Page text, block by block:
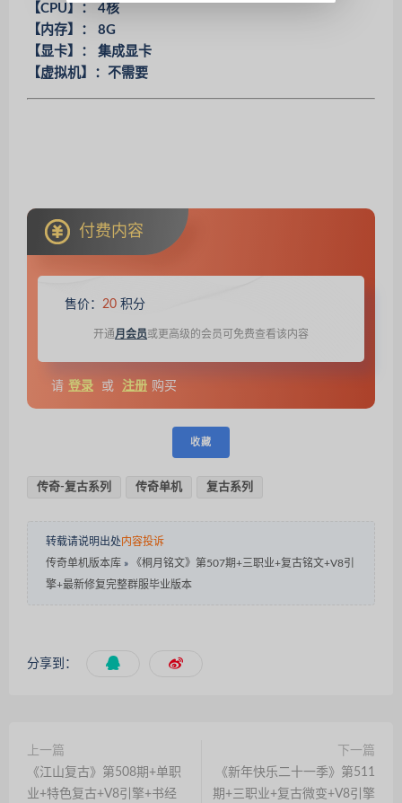
【CPU】： 4核
【内存】： 8G
【显卡】： 集成显卡
【虚拟机】：不需要
付费内容
售价： 20 积分
开通月会员或更高级的会员可免费查看该内容
请 登录 或 注册 购买
收藏
传奇-复古系列 传奇单机 复古系列
转载请说明出处 内容投诉
传奇单机版本库 »
《桐月铭文》第507期+三职业+复古铭文+V8引
擎+最新修复完整群服毕业版本
分享到：
上一篇
《江山复古》第508期+单职
业+特色复古+V8引擎+书经
下一篇
《新年快乐二十一季》第511
期+三职业+复古微变+V8引擎